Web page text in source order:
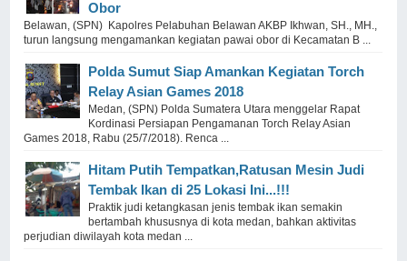
Obor
Belawan, (SPN) Kapolres Pelabuhan Belawan AKBP Ikhwan, SH., MH.,
turun langsung mengamankan kegiatan pawai obor di Kecamatan B ...
Polda Sumut Siap Amankan Kegiatan Torch
Relay Asian Games 2018
Medan, (SPN) Polda Sumatera Utara menggelar Rapat
Kordinasi Persiapan Pengamanan Torch Relay Asian
Games 2018, Rabu (25/7/2018). Renca ...
Hitam Putih Tempatkan,Ratusan Mesin Judi
Tembak Ikan di 25 Lokasi Ini...!!!
Praktik judi ketangkasan jenis tembak ikan semakin
bertambah khususnya di kota medan, bahkan aktivitas
perjudian diwilayah kota medan ...